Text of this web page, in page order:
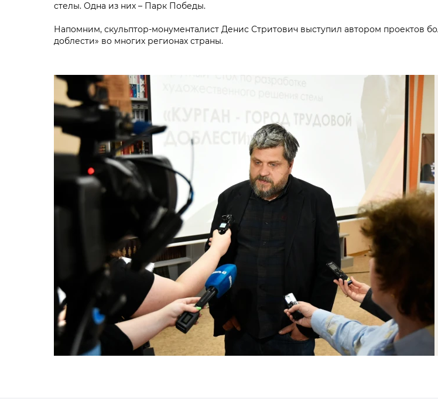
стелы. Одна из них – Парк Победы.
Напомним, скульптор-монументалист Денис Стритович выступил автором проектов
доблести» во многих регионах страны.